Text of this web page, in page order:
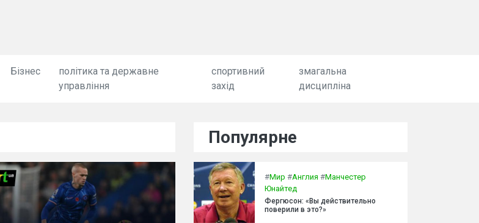
Бізнес
політика та державне
управління
спортивний
захід
змагальна
дисципліна
Популярне
#Мир #Англия #Манчестер
Юнайтед
Фергюсон: «Вы действительно
поверили в это?»